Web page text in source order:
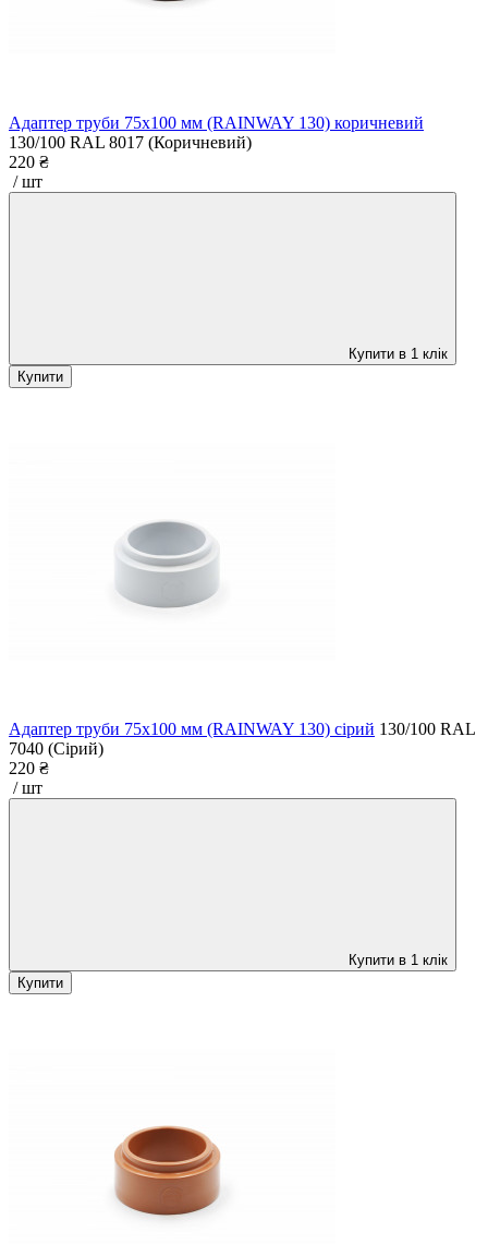
Адаптер труби 75x100 мм (RAINWAY 130) коричневий
130/100 RAL 8017 (Коричневий)
220 ₴
/ шт
Купити в 1 клік
Купити
Адаптер труби 75x100 мм (RAINWAY 130) сірий 130/100 RAL
7040 (Сірий)
220 ₴
/ шт
Купити в 1 клік
Купити